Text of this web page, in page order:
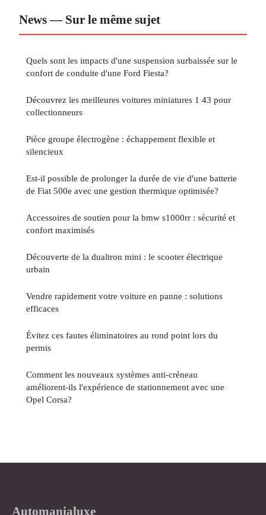
News — Sur le même sujet
Quels sont les impacts d'une suspension surbaissée sur le
confort de conduite d'une Ford Fiesta?
Découvrez les meilleures voitures miniatures 1 43 pour
collectionneurs
Pièce groupe électrogène : échappement flexible et
silencieux
Est-il possible de prolonger la durée de vie d'une batterie
de Fiat 500e avec une gestion thermique optimisée?
Accessoires de soutien pour la bmw s1000rr : sécurité et
confort maximisés
Découverte de la dualtron mini : le scooter électrique
urbain
Vendre rapidement votre voiture en panne : solutions
efficaces
Évitez ces fautes éliminatoires au rond point lors du
permis
Comment les nouveaux systèmes anti-créneau
améliorent-ils l'expérience de stationnement avec une
Opel Corsa?
Automanialuxe